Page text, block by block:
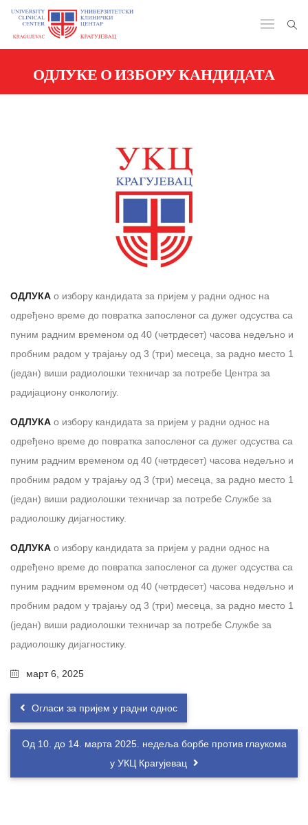
ОДЛУКЕ О ИЗБОРУ КАНДИДАТА
ОДЛУКА о избору кандидата за пријем у радни однос на
одређено време до повратка запосленог са дужег одсуства са
пуним радним временом од 40 (четрдесет) часова недељно и
пробним радом у трајању од 3 (три) месеца, за раднo местo 1
(један) виши радиолошки техничар за потребе Центра за
радијациону онкологију.
ОДЛУКА о избору кандидата за пријем у радни однос на
одређено време до повратка запосленог са дужег одсуства са
пуним радним временом од 40 (четрдесет) часова недељно и
пробним радом у трајању од 3 (три) месеца, за раднo местo 1
(један) виши радиолошки техничар за потребе Службе за
радиолошку дијагностику.
ОДЛУКА о избору кандидата за пријем у радни однос на
одређено време до повратка запосленог са дужег одсуства са
пуним радним временом од 40 (четрдесет) часова недељно и
пробним радом у трајању од 3 (три) месеца, за раднo местo 1
(један) виши радиолошки техничар за потребе Службе за
радиолошку дијагностику.
март 6, 2025
Огласи за пријем у радни однос
Од 10. до 14. марта 2025. недеља борбе против глаукома
у УКЦ Крагујевац